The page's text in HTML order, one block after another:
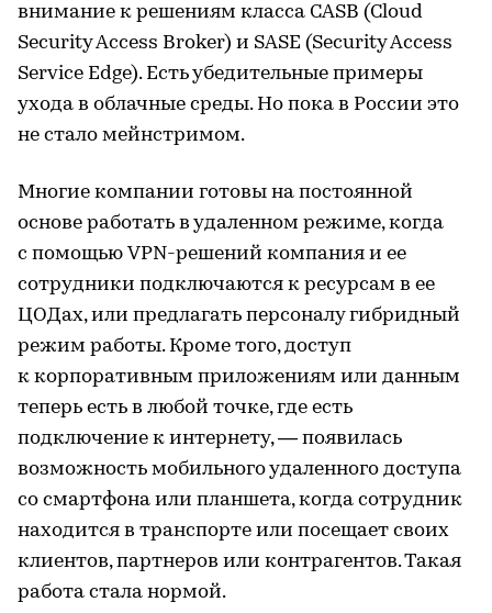
внимание к решениям класса CASB (Cloud
Security Access Broker) и SASE (Security Access
Service Edge). Есть убедительные примеры
ухода в облачные среды. Но пока в России это
не стало мейнстримом.
Многие компании готовы на постоянной
основе работать в удаленном режиме, когда
с помощью VPN-решений компания и ее
сотрудники подключаются к ресурсам в ее
ЦОДах, или предлагать персоналу гибридный
режим работы. Кроме того, доступ
к корпоративным приложениям или данным
теперь есть в любой точке, где есть
подключение к интернету, — появилась
возможность мобильного удаленного доступа
со смартфона или планшета, когда сотрудник
находится в транспорте или посещает своих
клиентов, партнеров или контрагентов. Такая
работа стала нормой.